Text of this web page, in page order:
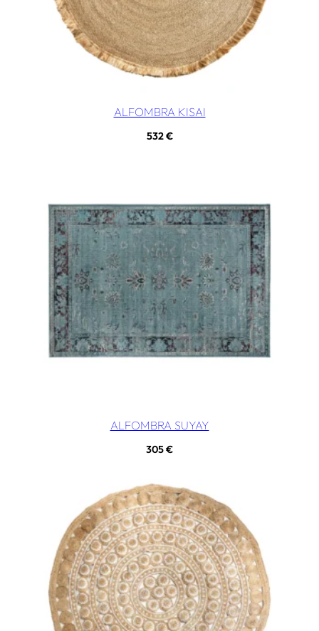
ALFOMBRA KISAI
532€
ALFOMBRA SUYAY
305€